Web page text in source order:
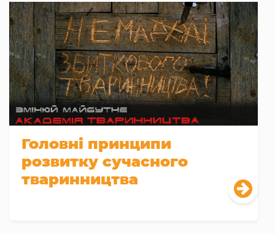
Головні принципи
розвитку сучасного
тваринництва